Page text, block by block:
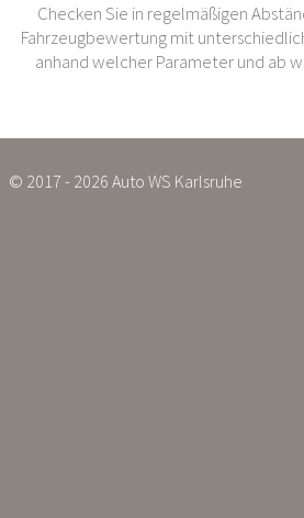
Checken Sie in regelmäßigen
Fahrzeugbewertung mit
anhand welcher Parameter und ab
© 2017 - 2026 Auto WS Karlsruhe